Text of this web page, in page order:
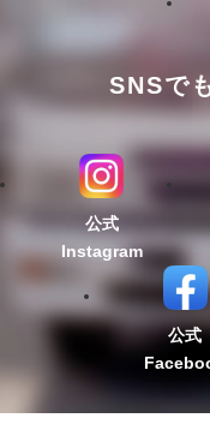
SNSで
公式
Instagram
公式